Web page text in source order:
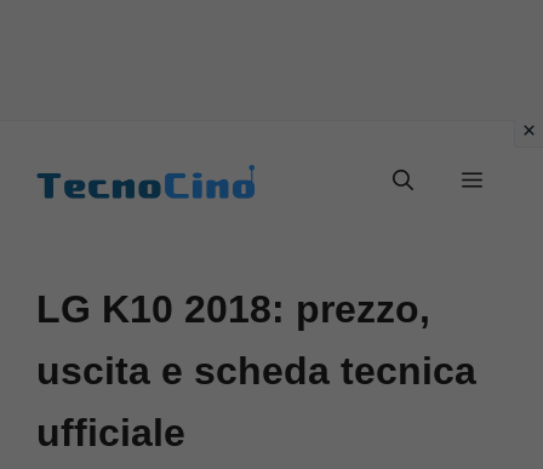
Menu
LG K10 2018: prezzo,
uscita e scheda tecnica
ufficiale